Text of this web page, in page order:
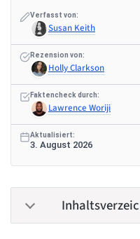
Verfasst von:
Susan Keith
Rezension von:
Holly Clarkson
Faktencheck durch:
Lawrence Woriji
Aktualisiert:
3. August 2026